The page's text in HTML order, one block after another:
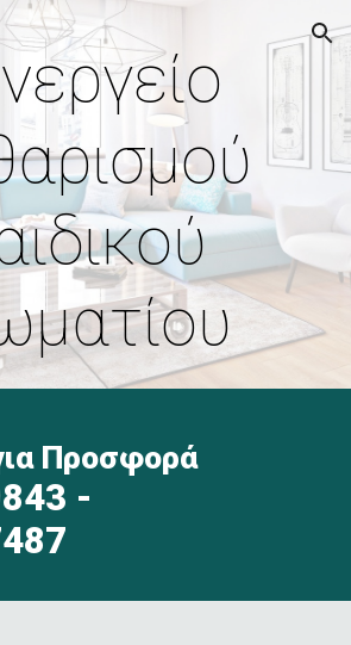
Skip to navigation
Καλέστε για Προσφορά